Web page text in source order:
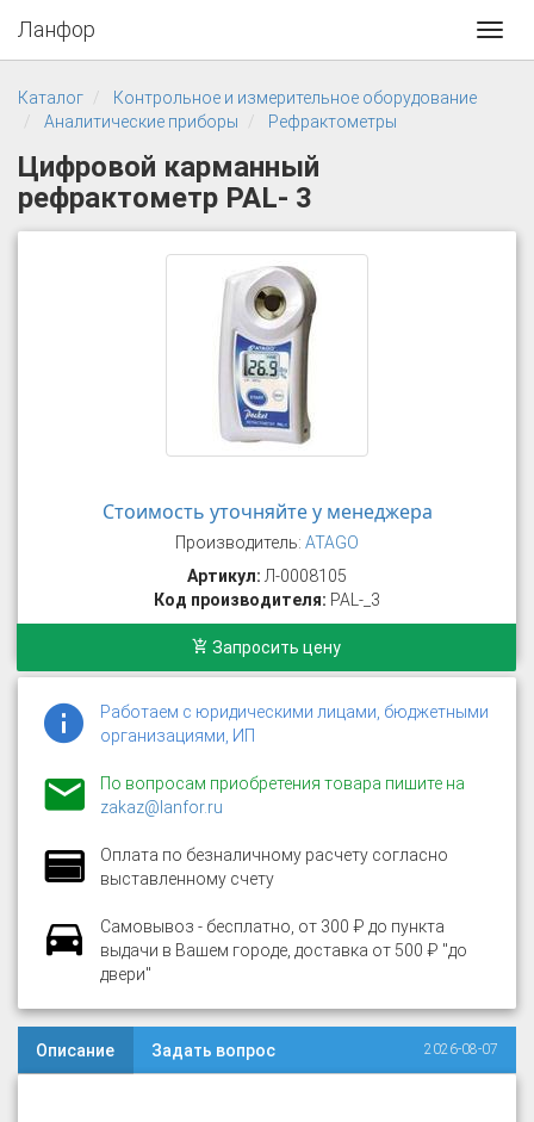
Ланфор
Каталог
Контрольное и измерительное оборудование
Аналитические приборы
Рефрактометры
Цифровой карманный
рефрактометр PAL- 3
Стоимость уточняйте у менеджера
Производитель: ATAGO
Артикул: Л-0008105
Код производителя: PAL-_3
Запросить цену
Работаем с юридическими лицами, бюджетными
организациями, ИП
По вопросам приобретения товара пишите на
zakaz@lanfor.ru
Оплата по безналичному расчету согласно
выставленному счету
Самовывоз - бесплатно, от 300 ₽ до пункта
выдачи в Вашем городе, доставка от 500 ₽ "до
двери"
Описание Задать вопрос 2026-08-07